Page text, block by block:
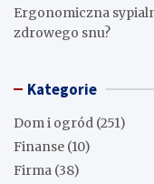
Ergonomiczna
zdrowego snu?
Kategorie
Dom i ogród (251)
Finanse (10)
Firma (38)